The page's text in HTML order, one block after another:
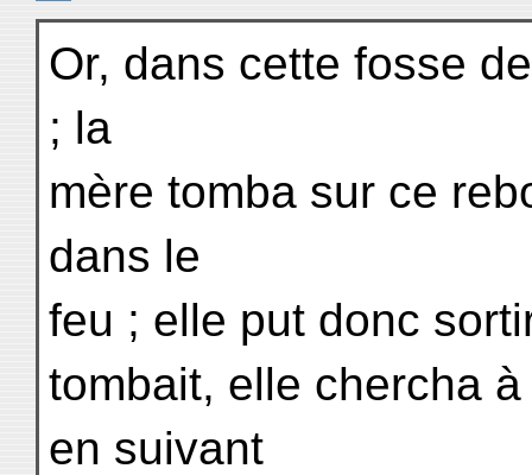
Or, dans cette fosse
; la
mère tomba sur ce
dans le
feu ; elle put donc
tombait, elle chercha
en suivant